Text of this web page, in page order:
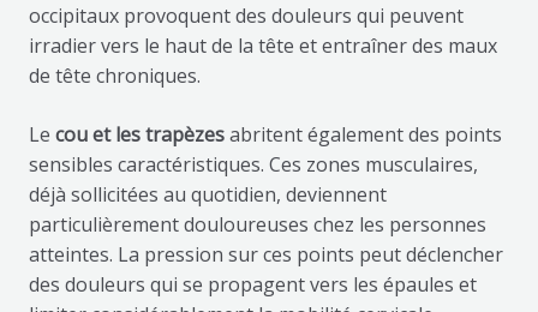
occipitaux provoquent des douleurs qui peuvent
irradier vers le haut de la tête et entraîner des maux
de tête chroniques.
Le cou et les trapèzesabritent également des points
sensibles caractéristiques. Ces zones musculaires,
déjà sollicitées au quotidien, deviennent
particulièrement douloureuses chez les personnes
atteintes. La pression sur ces points peut déclencher
des douleurs qui se propagent vers les épaules et